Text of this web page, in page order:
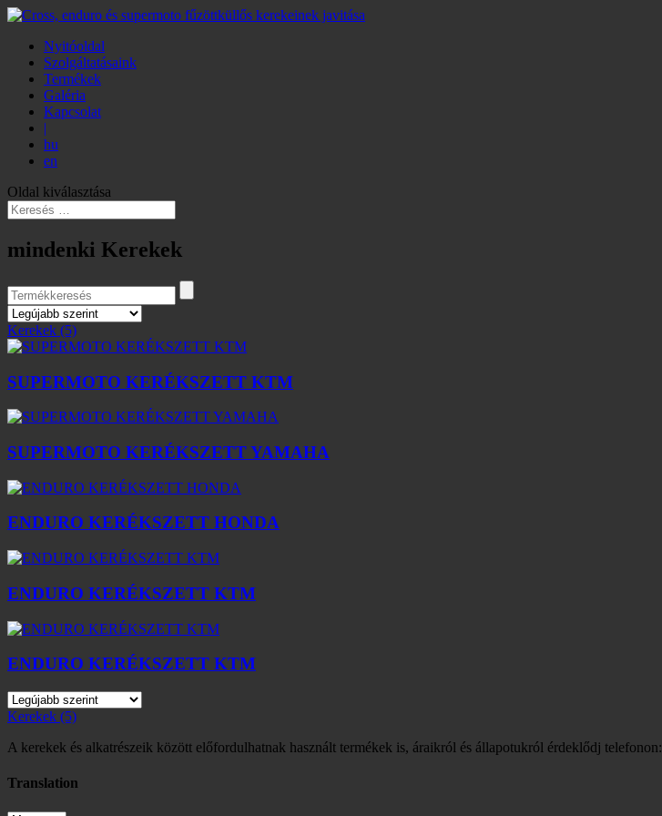
Nyitóoldal
Szolgáltatásaink
Termékek
Galéria
Kapcsolat
|
hu
en
Oldal kiválasztása
mindenki Kerekek
Kerekek (5)
SUPERMOTO KERÉKSZETT KTM
SUPERMOTO KERÉKSZETT YAMAHA
ENDURO KERÉKSZETT HONDA
ENDURO KERÉKSZETT KTM
ENDURO KERÉKSZETT KTM
Kerekek (5)
A kerekek és alkatrészeik között előfordulhatnak használt termékek is, áraikról és állapotukról érdeklődj telefonon:
Translation